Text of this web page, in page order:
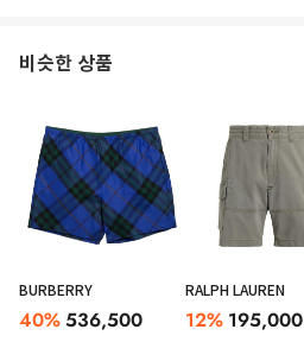
비슷한 상품
BURBERRY
40%536,500
RALPH LAUREN
12% 195,000